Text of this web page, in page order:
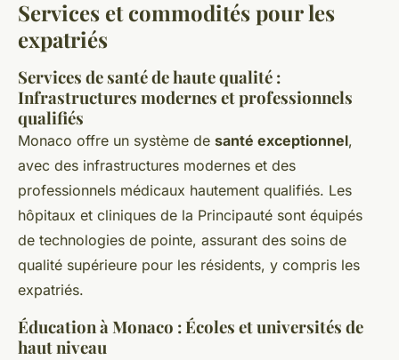
Services et commodités pour les
expatriés
Services de santé de haute qualité :
Infrastructures modernes et professionnels
qualifiés
Monaco offre un système de santé exceptionnel,
avec des infrastructures modernes et des
professionnels médicaux hautement qualifiés. Les
hôpitaux et cliniques de la Principauté sont équipés
de technologies de pointe, assurant des soins de
qualité supérieure pour les résidents, y compris les
expatriés.
Éducation à Monaco : Écoles et universités de
haut niveau